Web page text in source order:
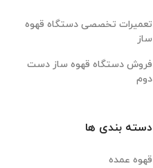
تعمیرات تخصصی دستگاه قهوه
ساز
فروش دستگاه قهوه ساز دست
دوم
دسته بندی ها
قهوه عمده